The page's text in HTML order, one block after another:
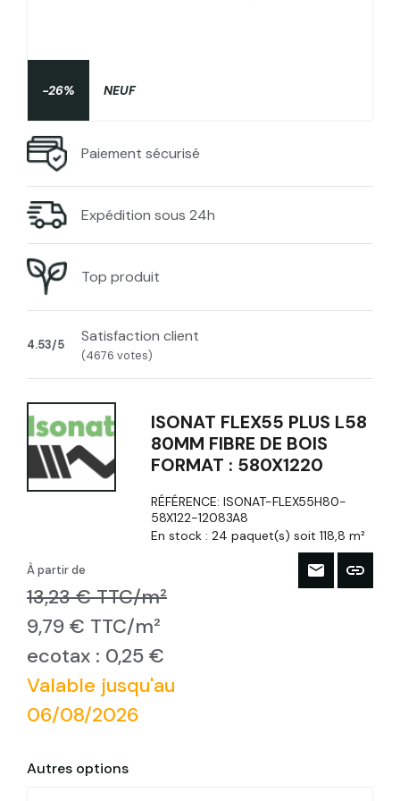
-26% NEUF
Paiement sécurisé
Expédition sous 24h
Top produit
4.53/5 Satisfaction client
(4676 votes)
ISONAT FLEX55 PLUS L58
80MM FIBRE DE BOIS
FORMAT : 580X1220
RÉFÉRENCE:ISONAT-FLEX55H80-
58X122-12083A8
En stock :24 paquet(s) soit 118,8 m²
À partir de
13,23 € TTC/m²
9,79 € TTC/m²
ecotax : 0,25 €
Valable jusqu'au
06/08/2026
Autres options